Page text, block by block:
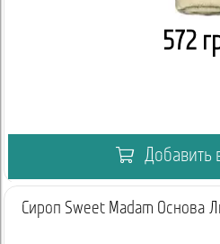
572
Добавить
Сироп Sweet Madam Основа